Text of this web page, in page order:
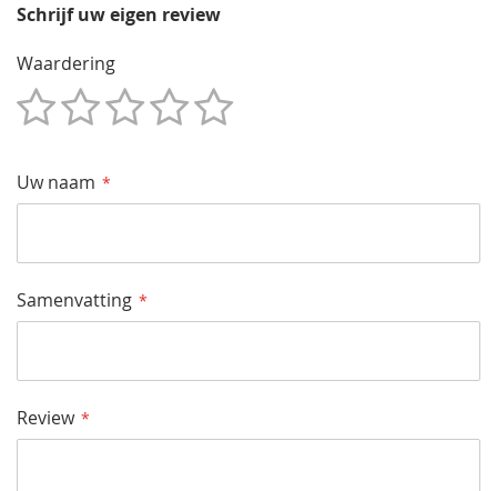
Schrijf uw eigen review
Waardering
Uw naam
Samenvatting
Review